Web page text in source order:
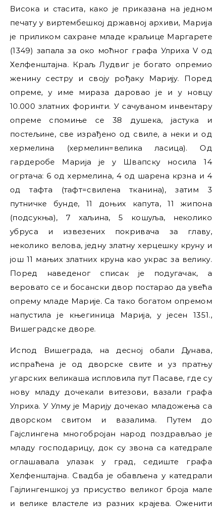
Висока и стасита, како је приказана на једном
печату у виртембешкој државној архиви, Марија
је приликом сахране младе краљице Маргарете
(1349) запала за око моћног графа Улриха V од
Хелфенштајна. Краљ Лудвиг је богато опремио
женину сестру и своју рођаку Марију. Поред
опреме, у име мираза даровао је и у новцу
10.000 златних форинти. У сачуваном инвентару
опреме спомиње се 38 душека, јастука и
постељине, све израђено од свиле, а неки и од
хермелина (хермелин=велика ласица). Од
гардеробе Марија је у Швапску носила 14
огртача: 6 од хермелина, 4 од шарена крзна и 4
од тафта (тафт=свилена тканина), затим 3
путничке бунде, 11 доњих капута, 11 жипона
(подсукња), 7 хаљина, 5 кошуља, неколико
убруса и извезених покривача за главу,
неколико велова, једну златну херцешку круну и
још 11 мањих златних круна као украс за велику.
Поред наведеног списак је подугачак, а
веровато се и босански двор постарао да увећа
опрему младе Марије. Са тако богатом опремом
напустила је књегиница Марија, у јесен 1351.,
Вишеградске дворе.
Испод Вишеграда, на десној обали Дунава,
испраћена је од дворске свите и уз пратњу
угарских великаша испловила пут Пасаве, где су
нову младу дочекали витезови, вазали графа
Улриха. У Улму је Марију дочекао младожења са
дворском свитом и вазалима. Путем до
Гајслингена многобројан народ поздрављао је
младу господарицу, док су звона са катедрале
оглашавала улазак у град, седиште графа
Хелфенштајна. Свадба је обављена у катедрали
Гајлингеншкој уз присуство великог броја мале
и велике властеле из разних крајева. Оженити